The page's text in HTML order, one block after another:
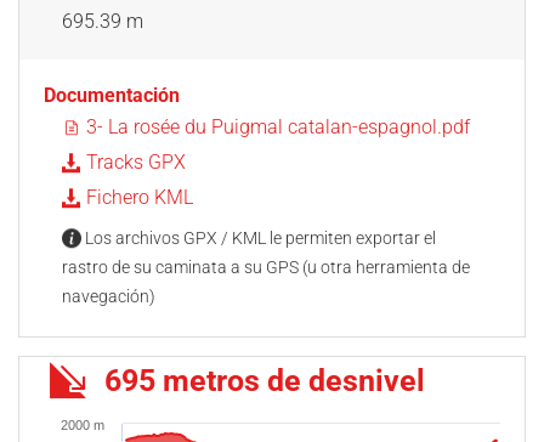
695.39 m
Documentación
3- La rosée du Puigmal catalan-espagnol.pdf
Tracks GPX
Fichero KML
Los archivos GPX / KML le permiten exportar el
rastro de su caminata a su GPS (u otra herramienta de
navegación)
695 metros de desnivel
2000 m